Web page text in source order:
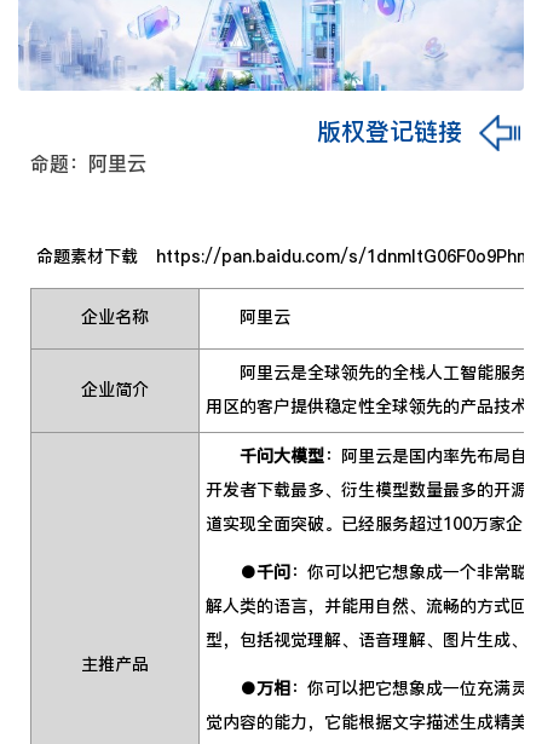
版权登记链接
命题：阿里云
命题素材下载 https://pan.baidu.com/s/
企业名称 阿里云
企业简介
阿里云是全球领先的全栈人工智能服务商
用区的客户提供稳定性全球领先的产品技术
主推产品
千问大模型：阿里云是国内率先布局自
开发者下载最多、衍生模型数量最多的开源
道实现全面突破。已经服务超过100万家企
●千问 ：你可以把它想象成一个非常聪
解人类的语言，并能用自然、流畅的方式回
型，包括视觉理解、语音理解、图片生成、
●万相 ：你可以把它想象成一位充满灵
觉内容的能力，它能根据文字描述生成精美